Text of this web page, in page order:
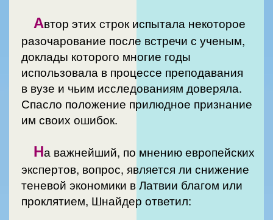
Автор этих строк испытала некоторое
разочарование после встречи с ученым,
доклады которого многие годы
использовала в процессе преподавания
в вузе и чьим исследованиям доверяла.
Спасло положение прилюдное признание
им своих ошибок.
На важнейший, по мнению европейских
экспертов, вопрос, является ли снижение
теневой экономики в Латвии благом или
проклятием, Шнайдер ответил: